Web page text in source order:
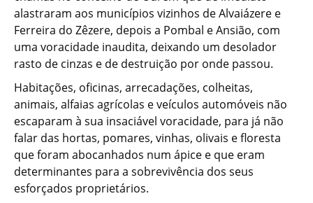
alastraram aos municípios vizinhos de Alvaiázere e
Ferreira do Zêzere, depois a Pombal e Ansião, com
uma voracidade inaudita, deixando um desolador
rasto de cinzas e de destruição por onde passou.
Habitações, oficinas, arrecadações, colheitas,
animais, alfaias agrícolas e veículos automóveis não
escaparam à sua insaciável voracidade, para já não
falar das hortas, pomares, vinhas, olivais e floresta
que foram abocanhados num ápice e que eram
determinantes para a sobrevivência dos seus
esforçados proprietários.